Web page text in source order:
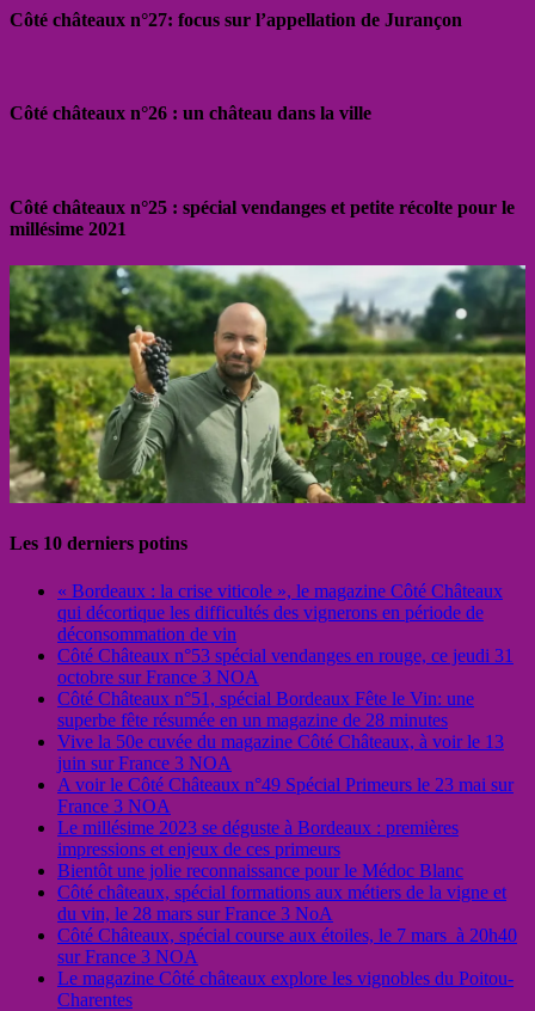
Côté châteaux n°27: focus sur l’appellation de Jurançon
Côté châteaux n°26 : un château dans la ville
Côté châteaux n°25 : spécial vendanges et petite récolte pour le
millésime 2021
Les 10 derniers potins
« Bordeaux : la crise viticole », le magazine Côté Châteaux
qui décortique les difficultés des vignerons en période de
déconsommation de vin
Côté Châteaux n°53 spécial vendanges en rouge, ce jeudi 31
octobre sur France 3 NOA
Côté Châteaux n°51, spécial Bordeaux Fête le Vin: une
superbe fête résumée en un magazine de 28 minutes
Vive la 50e cuvée du magazine Côté Châteaux, à voir le 13
juin sur France 3 NOA
A voir le Côté Châteaux n°49 Spécial Primeurs le 23 mai sur
France 3 NOA
Le millésime 2023 se déguste à Bordeaux : premières
impressions et enjeux de ces primeurs
Bientôt une jolie reconnaissance pour le Médoc Blanc
Côté châteaux, spécial formations aux métiers de la vigne et
du vin, le 28 mars sur France 3 NoA
Côté Châteaux, spécial course aux étoiles, le 7 mars à 20h40
sur France 3 NOA
Le magazine Côté châteaux explore les vignobles du Poitou-
Charentes